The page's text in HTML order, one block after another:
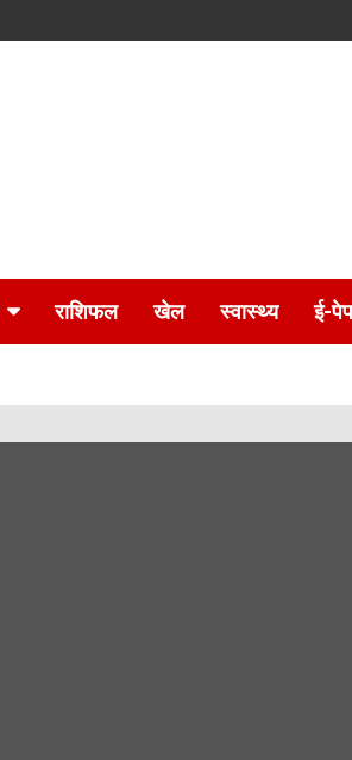
राशिफल खेल स्वास्थ्य ई-